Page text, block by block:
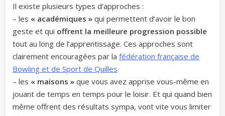
Il existe plusieurs types d’approches :
– les « académiques » qui permettent d’avoir le bon
geste et qui offrent la meilleure progression possible
tout au long de l’apprentissage. Ces approches sont
clairement encouragées par la fédération française de
Bowling et de Sport de Quilles
– les « maisons » que vous avez apprise vous-même en
jouant de temps en temps pour le loisir. Et qui quand bien
même offrent des résultats sympa, vont vite vous limiter